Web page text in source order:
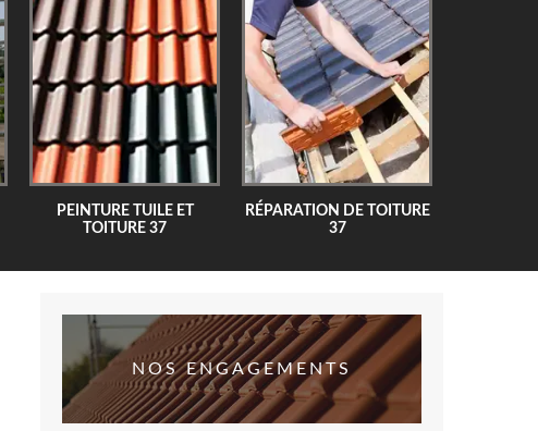
PEINTURE TUILE ET
TOITURE 37
RÉPARATION DE TOITURE
37
NOS ENGAGEMENTS